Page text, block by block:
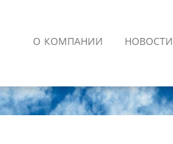
О КОМПАНИИ НОВОСТИ